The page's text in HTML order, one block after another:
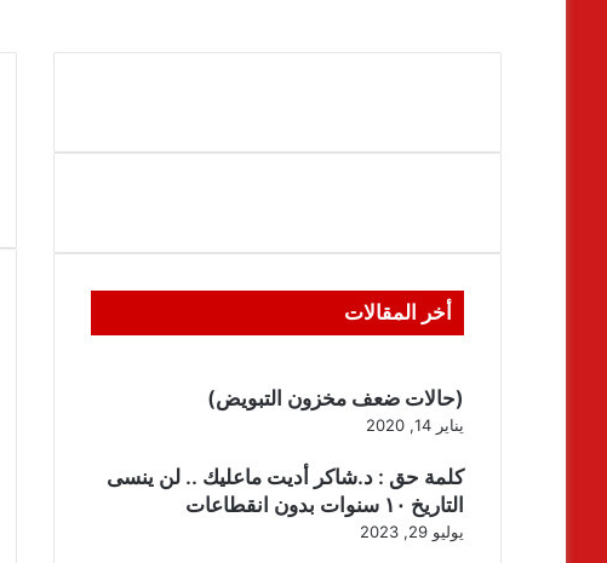
أخر المقالات
(حالات ضعف مخزون التبويض)
يناير 14, 2020
كلمة حق : د.شاكر أديت ماعليك .. لن ينسى
التاريخ ١٠ سنوات بدون انقطاعات
يوليو 29, 2023